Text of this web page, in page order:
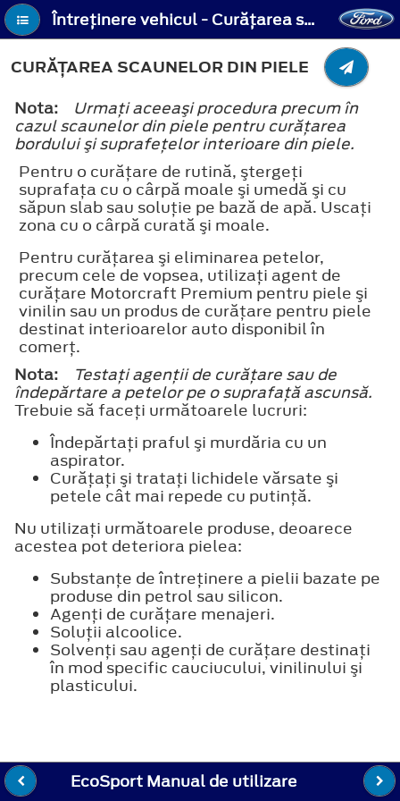
Întreţinere vehicul - Curăţarea scaunelor din piele
CURĂŢAREA SCAUNELOR DIN PIELE
Nota:
Urmaţi aceeaşi procedura precum în
cazul scaunelor din piele pentru curăţarea
bordului şi suprafeţelor interioare din piele.
Pentru o curăţare de rutină, ştergeţi
suprafaţa cu o cârpă moale şi umedă şi cu
săpun slab sau soluţie pe bază de apă. Uscaţi
zona cu o cârpă curată şi moale.
Pentru curăţarea şi eliminarea petelor,
precum cele de vopsea, utilizaţi agent de
curăţare Motorcraft Premium pentru piele şi
vinilin sau un produs de curăţare pentru piele
destinat interioarelor auto disponibil în
comerţ.
Nota:
Testaţi agenţii de curăţare sau de
îndepărtare a petelor pe o suprafaţă ascunsă.
Trebuie să faceţi următoarele lucruri:
Îndepărtaţi praful şi murdăria cu un
aspirator.
Curăţaţi şi trataţi lichidele vărsate şi
petele cât mai repede cu putinţă.
Nu utilizaţi următoarele produse, deoarece
acestea pot deteriora pielea:
Substanţe de întreţinere a pielii bazate pe
produse din petrol sau silicon.
Agenţi de curăţare menajeri.
Soluţii alcoolice.
Solvenţi sau agenţi de curăţare destinaţi
în mod specific cauciucului, vinilinului şi
plasticului.
EcoSport Manual de utilizare